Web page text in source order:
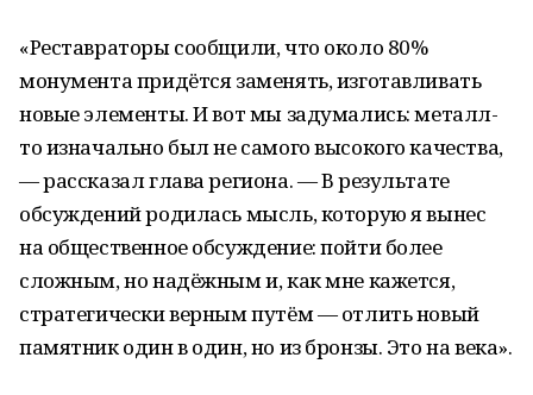
«Реставраторы сообщили, что около 80%
монумента придётся заменять, изготавливать
новые элементы. И вот мы задумались: металл-
то изначально был не самого высокого качества,
— рассказал глава региона. — В результате
обсуждений родилась мысль, которую я вынес
на общественное обсуждение: пойти более
сложным, но надёжным и, как мне кажется,
стратегически верным путём — отлить новый
памятник один в один, но из бронзы. Это на века».